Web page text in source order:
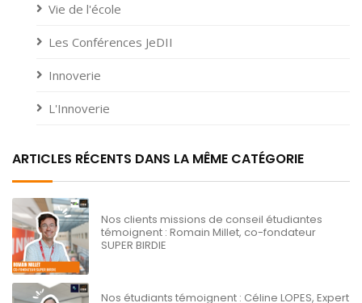
Vie de l'école
Les Conférences JeDII
Innoverie
L'Innoverie
ARTICLES RÉCENTS DANS LA MÊME CATÉGORIE
Nos clients missions de conseil étudiantes
témoignent : Romain Millet, co-fondateur
SUPER BIRDIE
Nos étudiants témoignent : Céline LOPES, Expert